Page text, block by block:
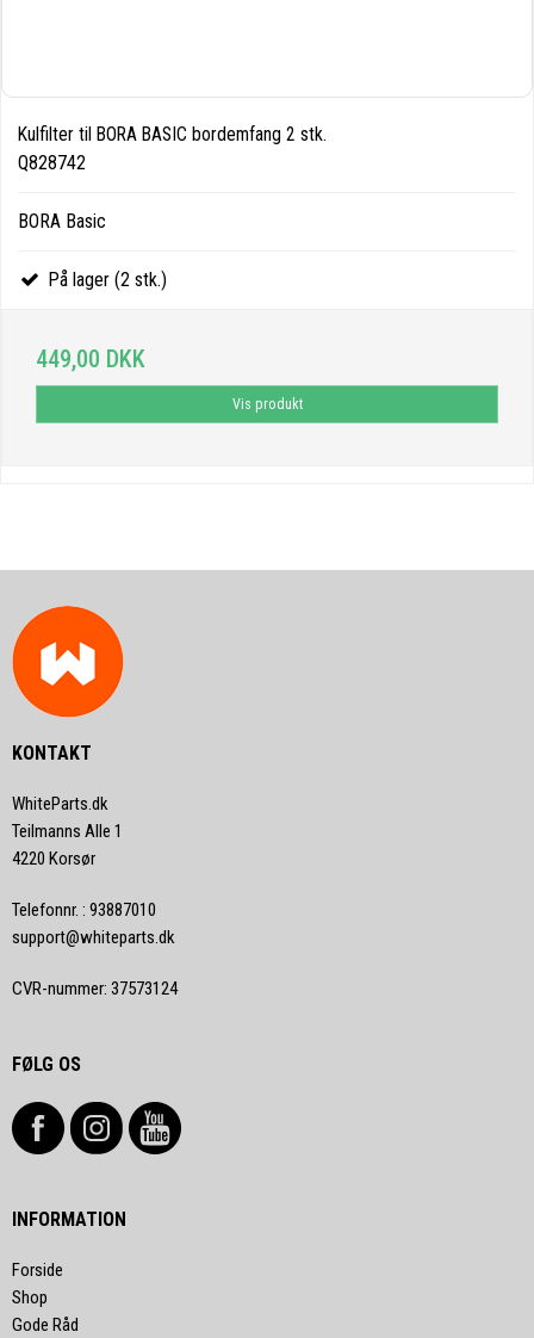
Kulfilter til BORA BASIC bordemfang 2 stk.
Q828742
BORA Basic
På lager (2 stk.)
449,00 DKK
Vis produkt
KONTAKT
WhiteParts.dk
Teilmanns Alle 1
4220 Korsør
Telefonnr. : 93887010
support@whiteparts.dk
CVR-nummer: 37573124
FØLG OS
INFORMATION
Forside
Shop
Gode Råd